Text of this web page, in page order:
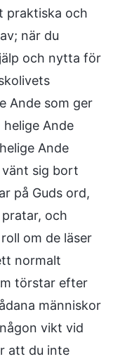
praktiska och
när du
och nytta för
Ande som ger
Ande
Ande
sig bort
på Guds ord,
och
om de läser
normalt
törstar efter
människor
vikt vid
att du inte